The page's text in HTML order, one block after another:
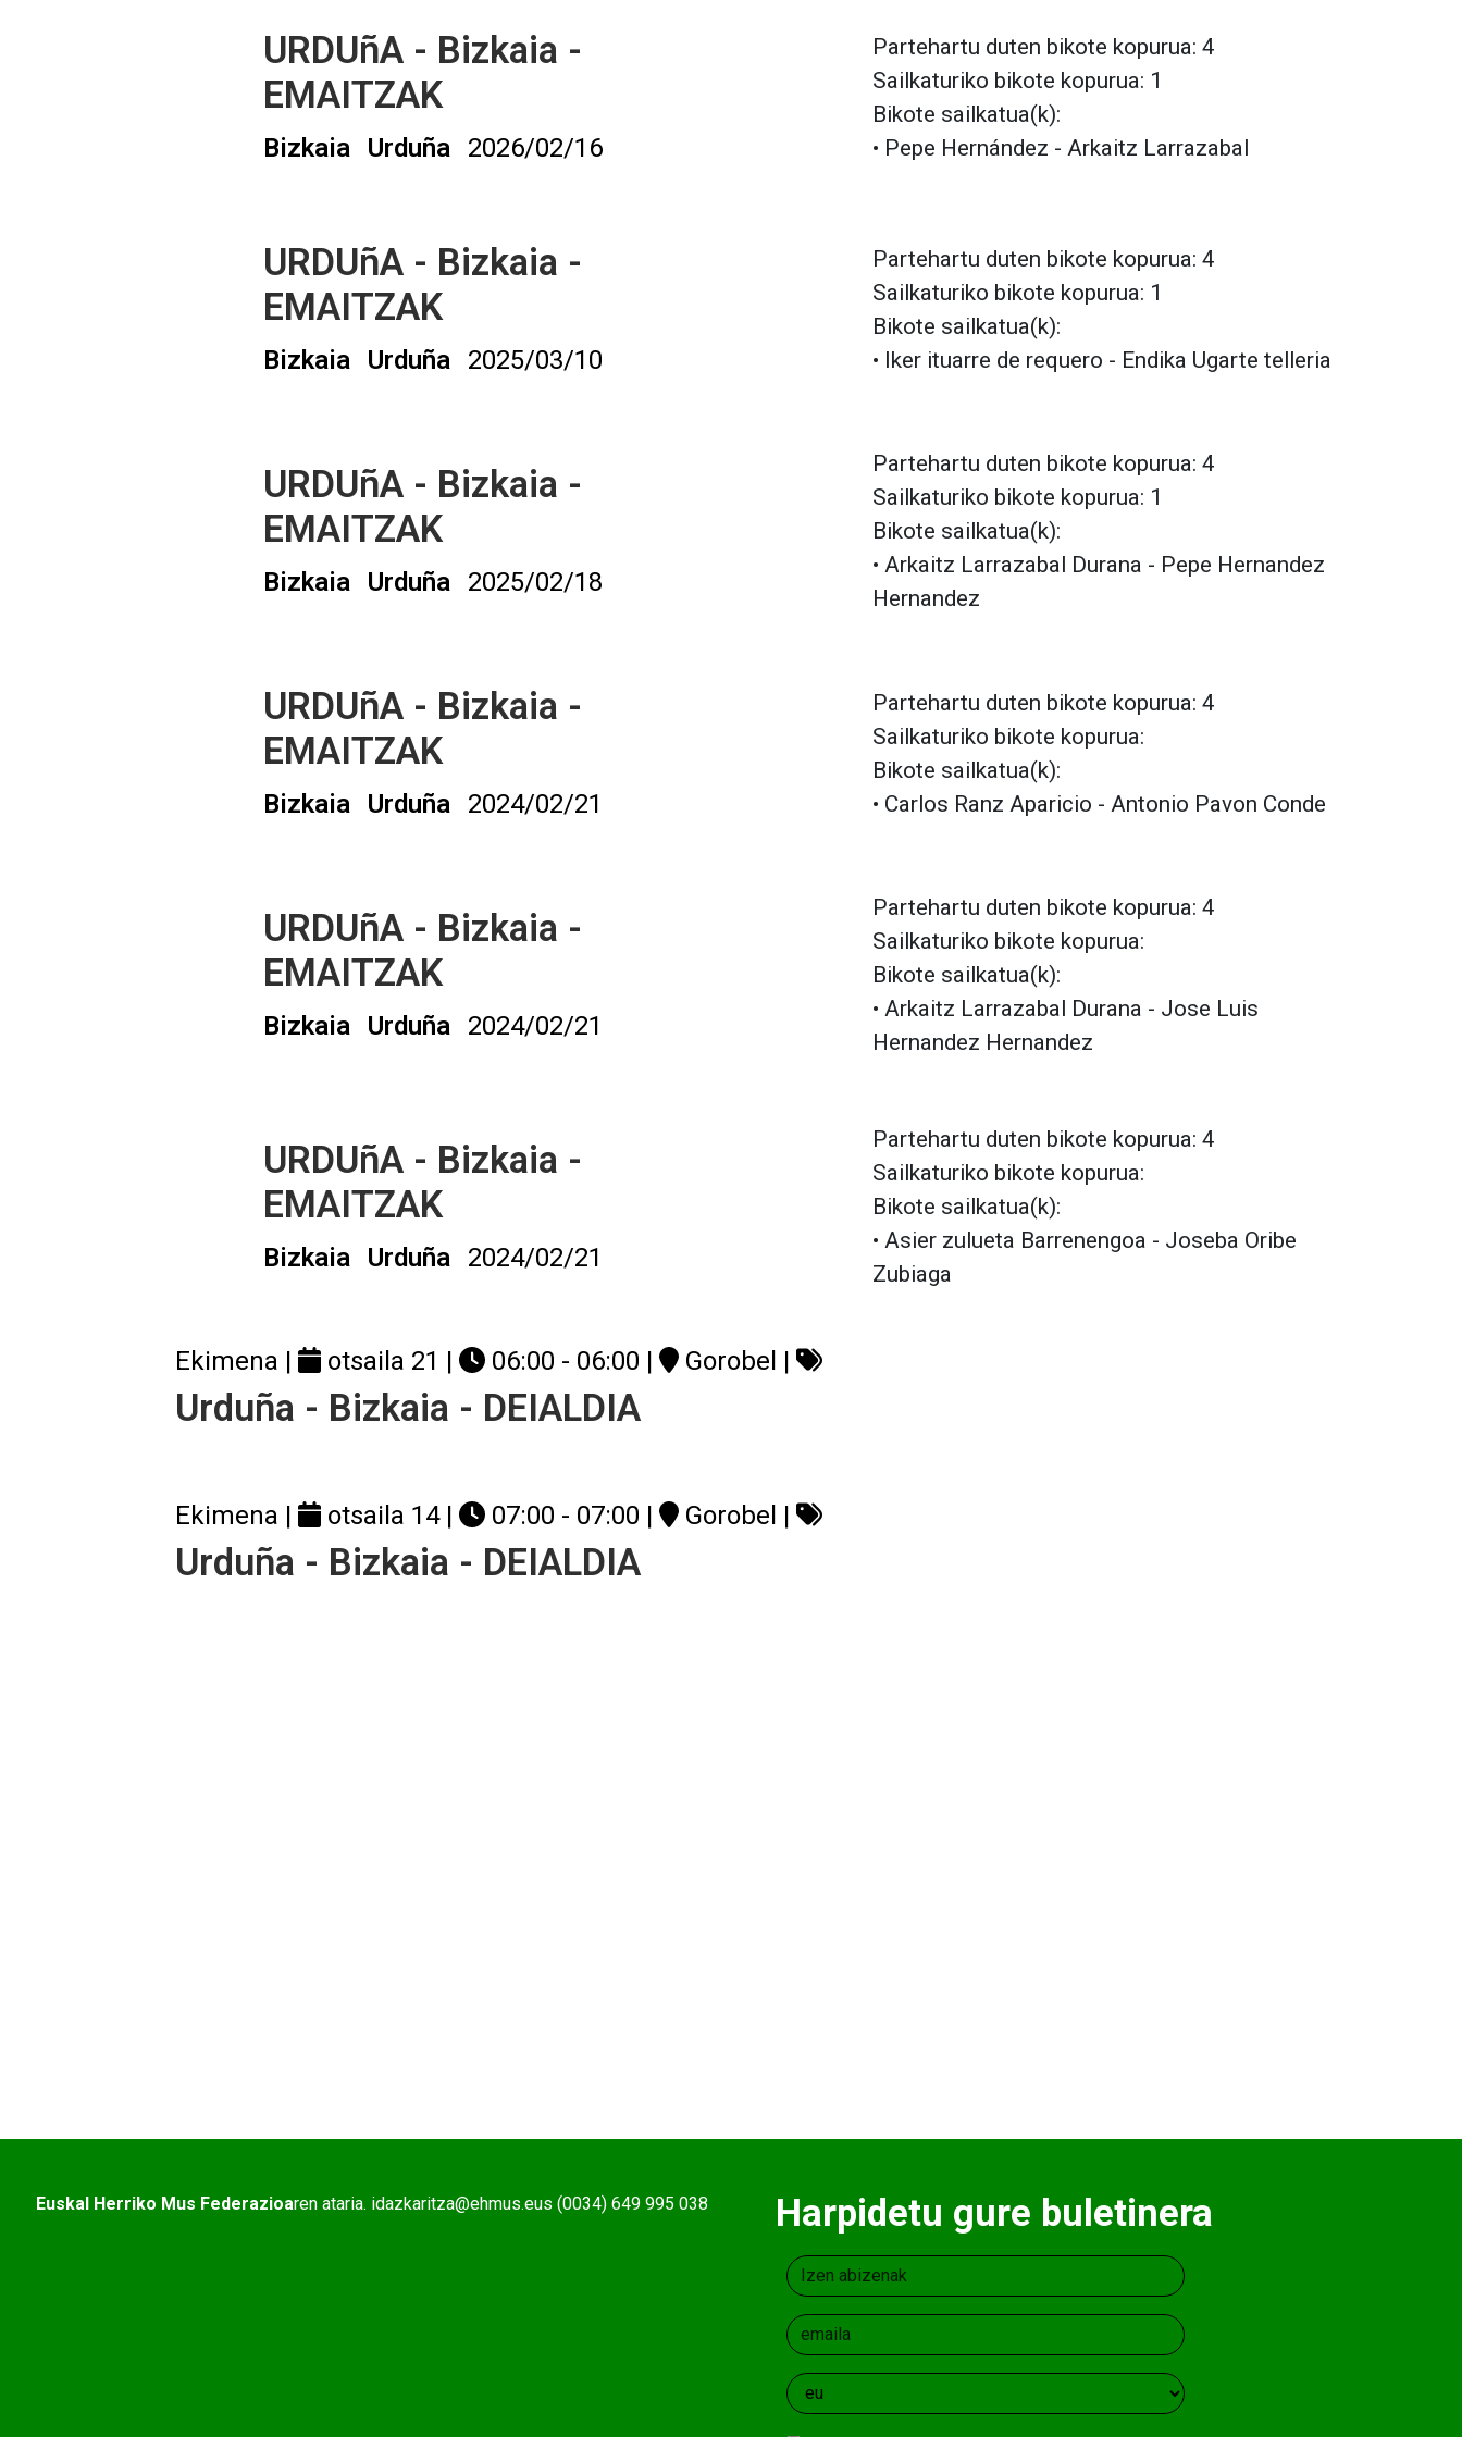
URDUñA - Bizkaia -
EMAITZAK
Bizkaia Urduña 2026/02/16
Partehartu duten bikote kopurua: 4
Sailkaturiko bikote kopurua: 1
Bikote sailkatua(k):
• Pepe Hernández - Arkaitz Larrazabal
URDUñA - Bizkaia -
EMAITZAK
Bizkaia Urduña 2025/03/10
Partehartu duten bikote kopurua: 4
Sailkaturiko bikote kopurua: 1
Bikote sailkatua(k):
• Iker ituarre de requero - Endika Ugarte telleria
URDUñA - Bizkaia -
EMAITZAK
Bizkaia Urduña 2025/02/18
Partehartu duten bikote kopurua: 4
Sailkaturiko bikote kopurua: 1
Bikote sailkatua(k):
• Arkaitz Larrazabal Durana - Pepe Hernandez
Hernandez
URDUñA - Bizkaia -
EMAITZAK
Bizkaia Urduña 2024/02/21
Partehartu duten bikote kopurua: 4
Sailkaturiko bikote kopurua:
Bikote sailkatua(k):
• Carlos Ranz Aparicio - Antonio Pavon Conde
URDUñA - Bizkaia -
EMAITZAK
Bizkaia Urduña 2024/02/21
Partehartu duten bikote kopurua: 4
Sailkaturiko bikote kopurua:
Bikote sailkatua(k):
• Arkaitz Larrazabal Durana - Jose Luis
Hernandez Hernandez
URDUñA - Bizkaia -
EMAITZAK
Bizkaia Urduña 2024/02/21
Partehartu duten bikote kopurua: 4
Sailkaturiko bikote kopurua:
Bikote sailkatua(k):
• Asier zulueta Barrenengoa - Joseba Oribe
Zubiaga
Ekimena | otsaila 21 | 06:00 - 06:00 | Gorobel |
Urduña - Bizkaia - DEIALDIA
Ekimena | otsaila 14 | 07:00 - 07:00 | Gorobel |
Urduña - Bizkaia - DEIALDIA
Euskal Herriko Mus Federazioaren ataria. idazkaritza@ehmus.eus (0034) 649 995 038 Harpidetu gure buletinera